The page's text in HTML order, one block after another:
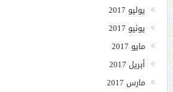
يوليو 2017
يونيو 2017
مايو 2017
أبريل 2017
مارس 2017